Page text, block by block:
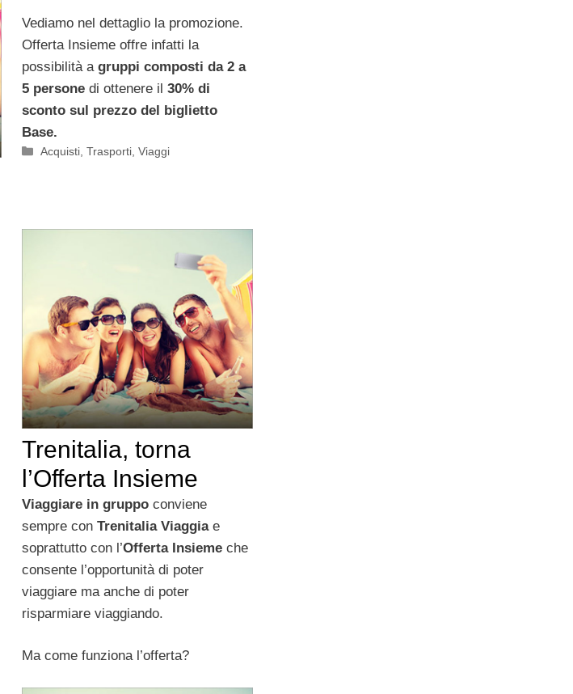
Vediamo nel dettaglio la promozione.
Offerta Insieme offre infatti la
possibilità a gruppi composti da 2 a
5 personedi ottenere il 30% di
sconto sul prezzo del biglietto
Base.
Categorie
Acquisti ,Trasporti ,Viaggi
Trenitalia, torna
l’Offerta Insieme
Viaggiare in gruppo conviene
sempre conTrenitalia Viaggiae
soprattutto con l’Offerta Insieme che
consente l’opportunità di poter
viaggiare ma anche di poter
risparmiare viaggiando.
Ma come funziona l’offerta?